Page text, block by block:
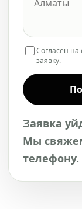
Согласен на
заявку.
Заявка
Мы
телефону.